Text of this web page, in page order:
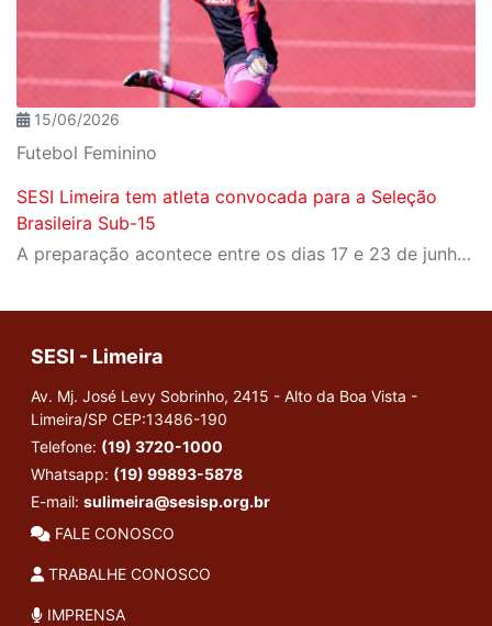
15/06/2026
Futebol Feminino
SESI Limeira tem atleta convocada para a Seleção
Brasileira Sub-15
A preparação acontece entre os dias 17 e 23 de junho de 2026
SESI - Limeira
Av. Mj. José Levy Sobrinho, 2415 - Alto da Boa Vista -
Limeira/SP CEP:13486-190
Telefone: (19) 3720-1000
Whatsapp: (19) 99893-5878
E-mail: sulimeira@sesisp.org.br
FALE CONOSCO
TRABALHE CONOSCO
IMPRENSA